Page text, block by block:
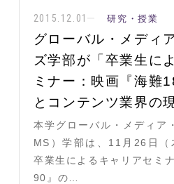
2015.12.01 研究・授業
グローバル・メディ
ズ学部が「卒業生に
ミナー：映画『海難
とコンテンツ業界の
本学グローバル・メディア
MS）学部は、11月26日（
卒業生によるキャリアセミ
90』の…